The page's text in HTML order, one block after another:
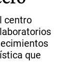
centro
que